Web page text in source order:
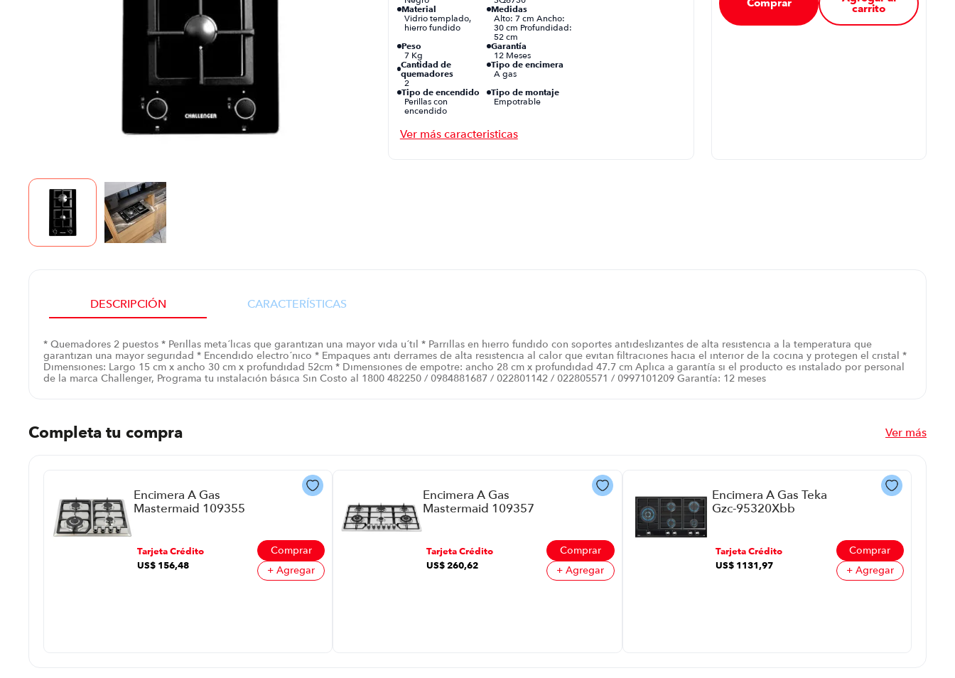
Material
Vidrio templado,
hierro fundido
Medidas
Alto: 7 cm Ancho:
30 cm Profundidad:
52 cm
Peso
7 Kg
Garantía
12 Meses
Cantidad de
quemadores
2
Tipo de encimera
A gas
Tipo de encendido
Perillas con
encendido
Tipo de montaje
Empotrable
Luz interior
No
Características
Adicionales
Comprar carrito
DESCRIPCIÓN CARACTERÍSTICAS
* Quemadores 2 puestos * Perillas meta´licas que garantizan una mayor vida u´til * Parrillas en hierro fundido con soportes antideslizantes de alta resistencia a la temperatura que
garantizan una mayor seguridad * Encendido electro´nico * Empaques anti derrames de alta resistencia al calor que evitan filtraciones hacia el interior de la cocina y protegen el cristal *
Dimensiones: Largo 15 cm x ancho 30 cm x profundidad 52cm * Dimensiones de empotre: ancho 28 cm x profundidad 47.7 cm Aplica a garantía si el producto es instalado por personal
de la marca Challenger, Programa tu instalación básica Sin Costo al 1800 482250 / 0984881687 / 022801142 / 022805571 / 0997101209 Garantía: 12 meses
Completa tu compra Ver más
Encimera A Gas
Mastermaid 109355
Acero Inox
Tarjeta Crédito
US$ 156,48
Comprar
+ Agregar
Encimera A Gas
Mastermaid 109357
Gris
Tarjeta Crédito
US$260,62
Comprar
+ Agregar
Encimera A Gas Teka
Gzc-95320Xbb
Negra
Tarjeta Crédito
US$ 1131,97
Comprar
+ Agregar